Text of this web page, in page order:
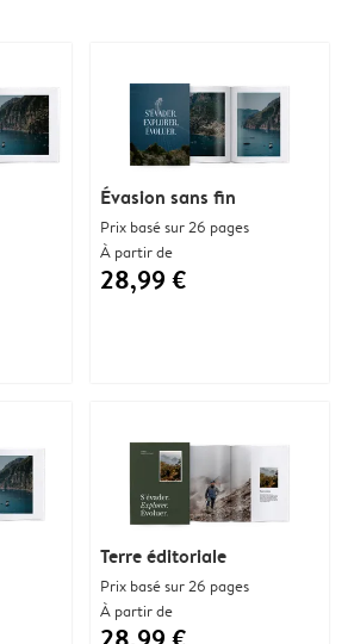
Évasion sans fin
Prix basé sur 26 pages
À partir de
28,99 €
Terre éditoriale
Prix basé sur 26 pages
À partir de